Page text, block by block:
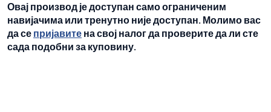
Овај производ је доступан само ограниченим
навијачима или тренутно није доступан. Молимо вас
да се пријавите на свој налог да проверите да ли сте
сада подобни за куповину.